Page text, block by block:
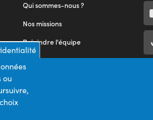
Qui sommes-nous ?
Nos missions
Rejoindre l'équipe
Nous contacter
ou